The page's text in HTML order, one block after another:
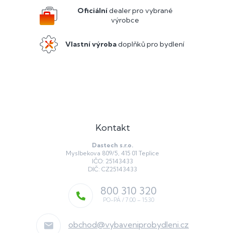
Oficiálnídealer pro vybrané
výrobce
Vlastní výrobadoplňků pro bydlení
Kontakt
Dastech s.r.o.
Myslbekova 809/5, 415 01 Teplice
IČO: 25143433
DIČ: CZ25143433
obchod@vybaveniprobydleni.cz
800 310 320